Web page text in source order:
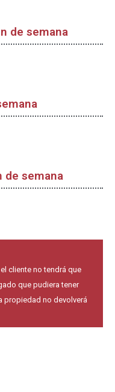
de semana
de semana
cliente no tendrá que
que pudiera tener
propiedad no devolverá